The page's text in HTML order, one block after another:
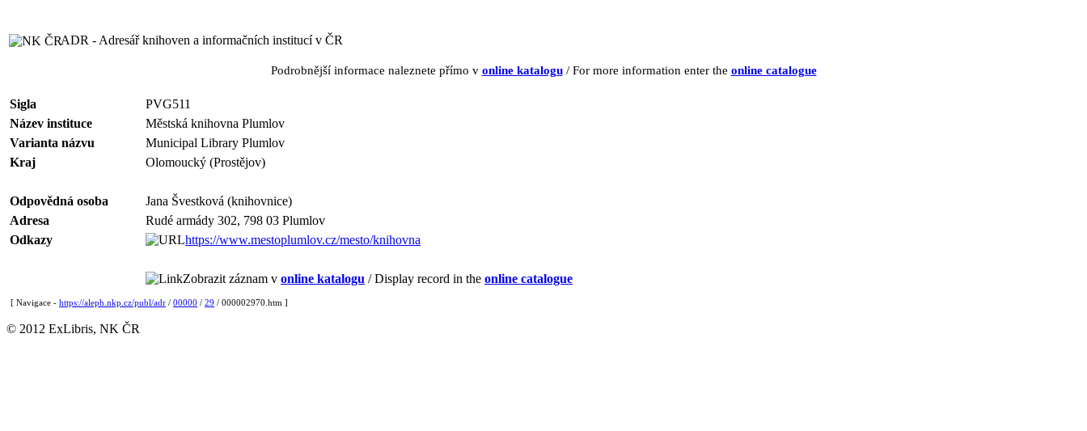
ADR - Adresář knihoven a informačních institucí v ČR
Podrobnější informace naleznete přímo v online katalogu/ For more information enter the online catalogue
Sigla
PVG511
Název instituce
Městská knihovna Plumlov
Varianta názvu
Municipal Library Plumlov
Kraj
Olomoucký (Prostějov)
Odpovědná osoba
Jana Švestková (knihovnice)
Adresa
Rudé armády 302, 798 03 Plumlov
Odkazy
https://www.mestoplumlov.cz/mesto/knihovna
Zobrazit záznam v online katalogu / Display record in the online catalogue
[ Navigace - https://aleph.nkp.cz/publ/adr / 00000 / 29 / 000002970.htm ]
© 2012 ExLibris, NK ČR